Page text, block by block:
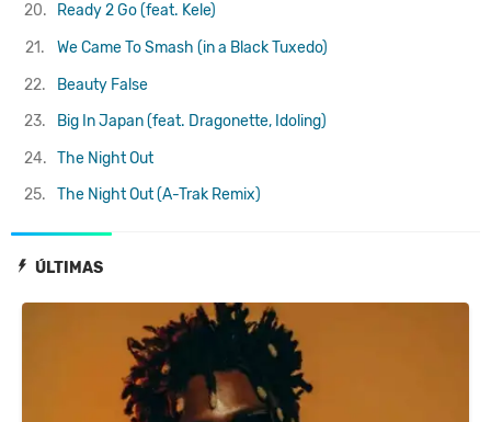
ÚLTIMAS
20.
Ready 2 Go (feat. Kele)
21.
We Came To Smash (in a Black Tuxedo)
22.
Beauty False
23.
Big In Japan (feat. Dragonette, Idoling)
24. The Night Out
25.
The Night Out (A-Trak Remix)